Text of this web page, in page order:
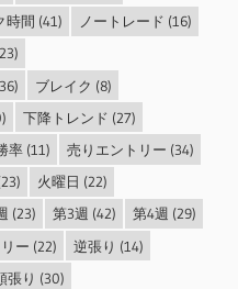
時間 (41) ノートレード (16)
ブレイク (8)
下降トレンド (27)
率(11) 売りエントリー (34)
火曜日 (22)
(23) 第3週 (42) 第4週 (29)
ー (22) 逆張り (14)
張り (30)